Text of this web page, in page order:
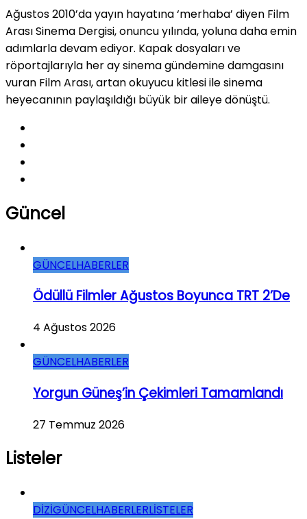
Ağustos 2010’da yayın hayatına ‘merhaba’ diyen Film
Arası Sinema Dergisi, onuncu yılında, yoluna daha emin
adımlarla devam ediyor. Kapak dosyaları ve
röportajlarıyla her ay sinema gündemine damgasını
vuran Film Arası, artan okuyucu kitlesi ile sinema
heyecanının paylaşıldığı büyük bir aileye dönüştü.
Güncel
GÜNCELHABERLER
Ödüllü Filmler Ağustos Boyunca TRT 2’de
4 Ağustos 2026
GÜNCELHABERLER
Yorgun Güneş’in Çekimleri Tamamlandı
27 Temmuz 2026
Listeler
DİZİGÜNCELHABERLERLİSTELER